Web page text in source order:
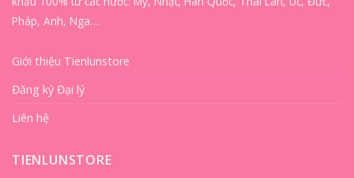
Pháp, Anh, Nga…
Giới thiệu Tienlunstore
Đăng ký Đại lý
Liên hệ
TIENLUNSTORE